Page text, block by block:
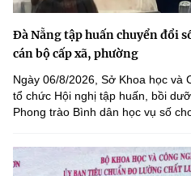
Đà Nẵng tập huấn chuyển đổi
cán bộ cấp xã, phường
Ngày 06/8/2026, Sở Khoa học và
tổ chức Hội nghị tập huấn, bồi
Phong trào Bình dân học vụ số